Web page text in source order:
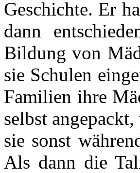
Geschichte. Er
dann
Bildung von
sie Schulen
Familien ihre
selbst
sie sonst
Als dann die